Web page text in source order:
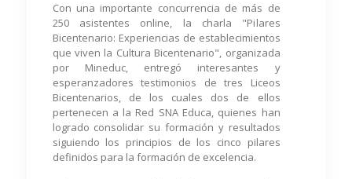
Con una importante concurrencia de más de
250 asistentes online, la charla "Pilares
Bicentenario: Experiencias de establecimientos
que viven la Cultura Bicentenario", organizada
por Mineduc, entregó interesantes y
esperanzadores testimonios de tres Liceos
Bicentenarios, de los cuales dos de ellos
pertenecen a la Red SNA Educa, quienes han
logrado consolidar su formación y resultados
siguiendo los principios de los cinco pilares
definidos para la formación de excelencia.